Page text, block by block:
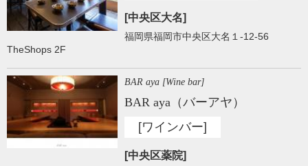
[中央区大名]
福岡県福岡市中央区大名１-12-56
TheShops 2F
BAR aya [Wine bar]
BAR aya（バーアヤ）
[ワインバー]
[中央区薬院]